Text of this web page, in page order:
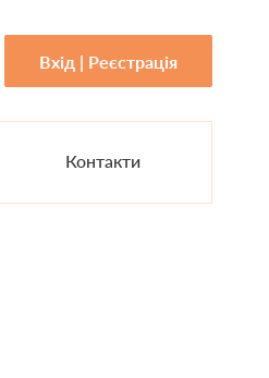
Вхід | Реєстрація
Контакти